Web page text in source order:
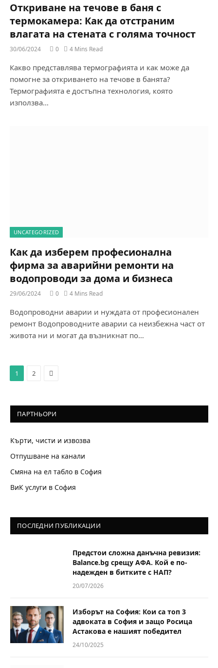
Откриване на течове в баня с
термокамера: Как да отстраним
влагата на стената с голяма точност
30/06/2024 0 4 Mins Read
Какво представлява термографията и как може да
помогне за откриването на течове в банята?
Термографията е достъпна технология, която
използва…
UNCATEGORIZED
Как да изберем професионална
фирма за аварийни ремонти на
водопроводи за дома и бизнеса
29/06/2024 0 4 Mins Read
Водопроводни аварии и нуждата от професионален
ремонт Водопроводните аварии са неизбежна част от
живота ни и могат да възникнат по…
1 2 Next
ПАРТНЬОРИ
Кърти, чисти и извозва
Отпушване на канали
Смяна на ел табло в София
ВиК услуги в София
ПОСЛЕДНИ ПУБЛИКАЦИИ
Предстои сложна данъчна ревизия:
Balance.bg срещу АФА. Кой е по-
надежден в битките с НАП?
20/07/2026
Изборът на София: Кои са топ 3
адвоката в София и защо Росица
Астакова е нашият победител
24/10/2025